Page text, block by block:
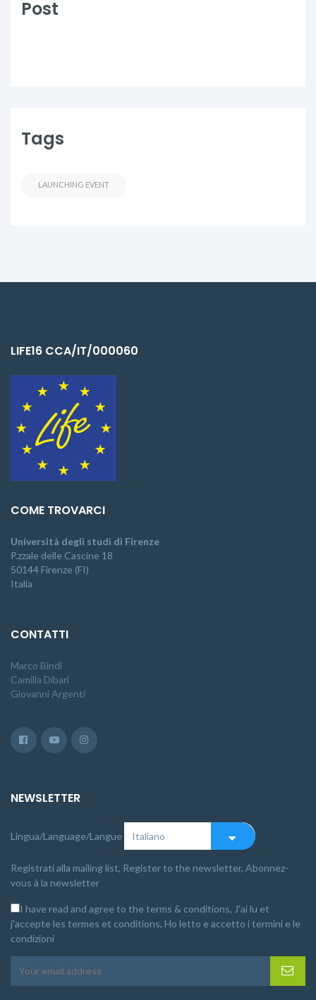
Post
Tags
LAUNCHING EVENT
LIFE16 CCA/IT/000060
COME TROVARCI
Università degli studi di Firenze
P.zzale delle Cascine 18
50144 Firenze (FI)
Italia
CONTATTI
Marco Bindi
Camilla Dibari
Giovanni Argenti
NEWSLETTER
Lingua/Language/Langue
Registrati alla mailing list, Register to the newsletter, Abonnez-
vous à la newsletter
I have read and agree to the terms & conditions, J'ai lu et
j'accepte les termes et conditions, Ho letto e accetto i termini e le
condizioni